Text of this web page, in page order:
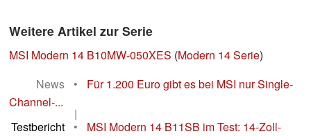
Weitere Artikel zur Serie
MSI Modern 14 B10MW-050XES (Modern 14 Serie)
News
•
Für 1.200 Euro gibt es bei MSI nur Single-
Channel-...
|
Testbericht
•
MSI Modern 14 B11SB im Test: 14-Zoll-